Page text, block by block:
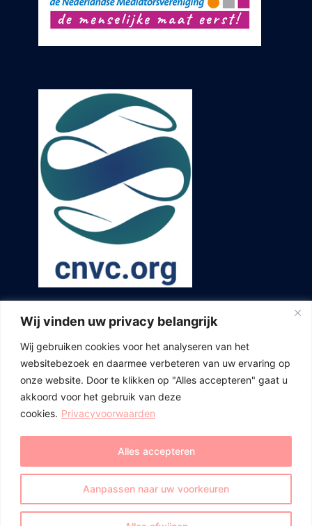
Wij vinden uw privacy belangrijk
Wij gebruiken cookies voor het analyseren van het
websitebezoek en daarmee verbeteren van uw ervaring op
onze website. Door te klikken op "Alles accepteren" gaat u
akkoord voor het gebruik van deze
cookies. Privacyvoorwaarden
Aanpassen naar uw voorkeuren
Alles accepteren
© 2026 Accent Mediation. Proudly powered by